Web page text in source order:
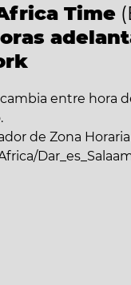
Time
entre hora
de Zona